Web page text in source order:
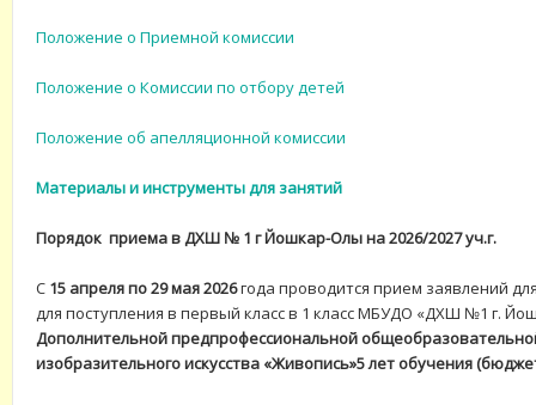
Положение о Приемной комиссии
Положение о Комиссии по отбору детей
Положение об апелляционной комиссии
Материалы и инструменты для занятий
Порядок приема в ДХШ № 1 г Йошкар-Олы на 2026/2027 уч.г.
С 15 апреля по 29 мая 2026года проводится прием заявлений
для поступления в первый класс в 1 класс МБУДО «ДХШ №1 г.
Дополнительной предпрофессиональной
изобразительного искусства «Живопись»5 лет обучения